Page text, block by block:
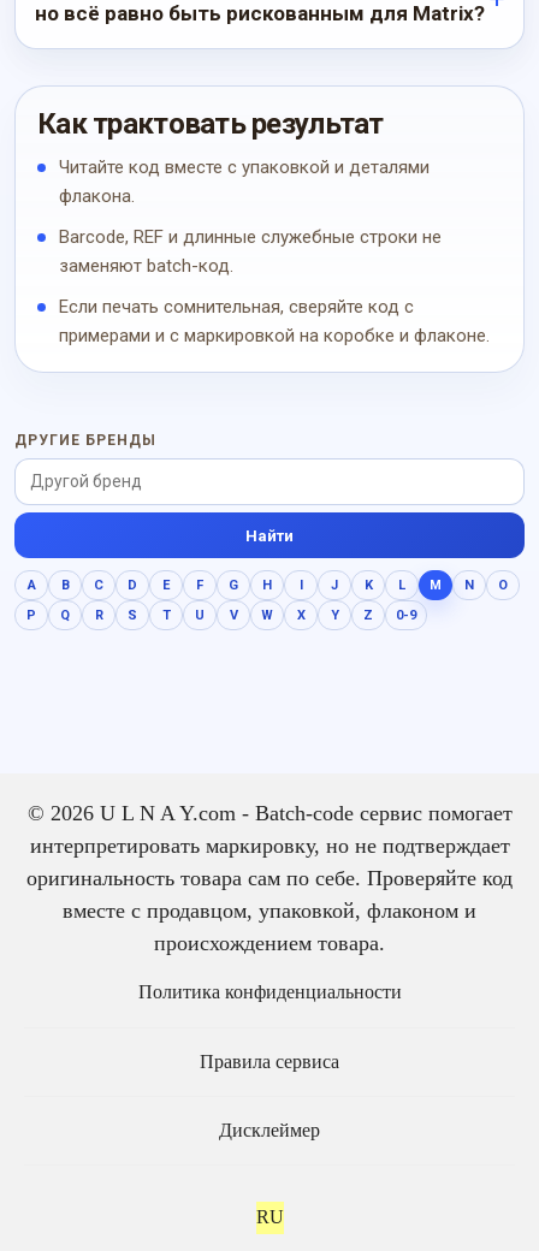
но всё равно быть рискованным для Matrix?
Как трактовать результат
Читайте код вместе с упаковкой и деталями
флакона.
Barcode, REF и длинные служебные строки не
заменяют batch-код.
Если печать сомнительная, сверяйте код с
примерами и с маркировкой на коробке и флаконе.
ДРУГИЕ БРЕНДЫ
Найти
A B C D E F G H I J K L M N
O
P
Q R S T U V W X Y Z 0-9
© 2026 U L N A Y.com - Batch-code сервис помогает
интерпретировать маркировку, но не подтверждает
оригинальность товара сам по себе. Проверяйте код
вместе с продавцом, упаковкой, флаконом и
происхождением товара.
Политика конфиденциальности
Правила сервиса
Дисклеймер
RU